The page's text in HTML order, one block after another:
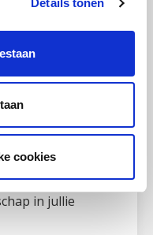
Details tonen
cookies
Marnix
Onderwijscentrum
ben je
zorg je samen
en
in jullie